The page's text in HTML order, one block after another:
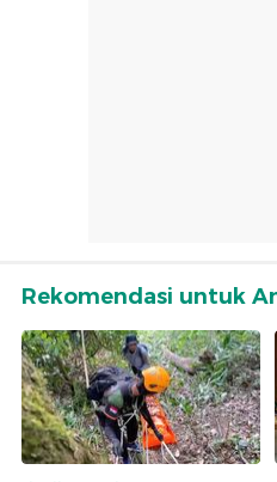
Rekomendasi untuk